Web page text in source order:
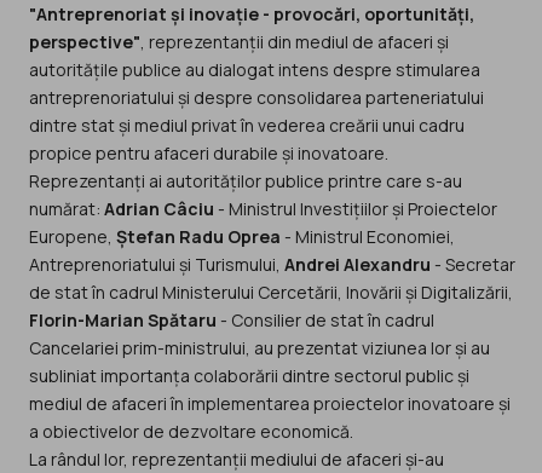
"Antreprenoriat și inovație - provocări, oportunități,
perspective", reprezentanții din mediul de afaceri și
autoritățile publice au dialogat intens despre stimularea
antreprenoriatului și despre consolidarea parteneriatului
dintre stat și mediul privat în vederea creării unui cadru
propice pentru afaceri durabile și inovatoare.
Reprezentanți ai autorităților publice printre care s-au
numărat: Adrian Câciu - Ministrul Investițiilor și Proiectelor
Europene, Ștefan Radu Oprea - Ministrul Economiei,
Antreprenoriatului și Turismului, Andrei Alexandru - Secretar
de stat în cadrul Ministerului Cercetării, Inovării și Digitalizării,
Florin-Marian Spătaru - Consilier de stat în cadrul
Cancelariei prim-ministrului, au prezentat viziunea lor și au
subliniat importanța colaborării dintre sectorul public și
mediul de afaceri în implementarea proiectelor inovatoare și
a obiectivelor de dezvoltare economică.
La rândul lor, reprezentanții mediului de afaceri și-au